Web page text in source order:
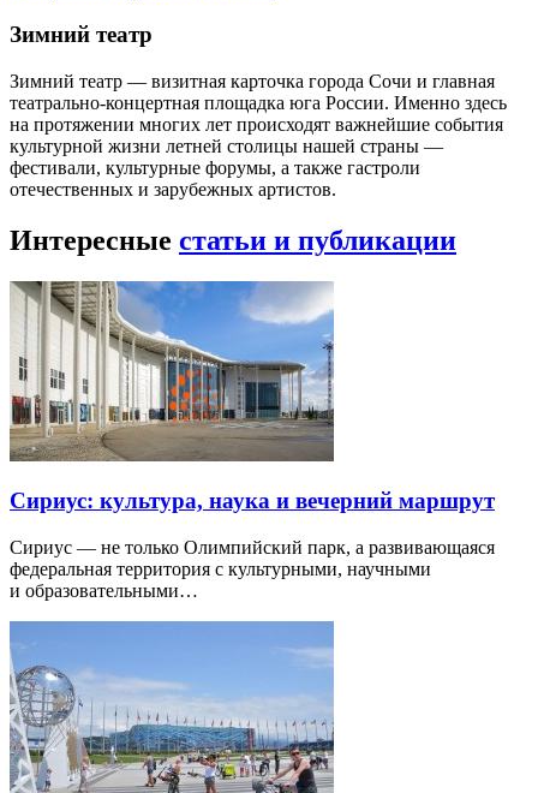
Зимний театр
Зимний театр — визитная карточка города Сочи и главная
театрально-концертная площадка юга России. Именно здесь
на протяжении многих лет происходят важнейшие события
культурной жизни летней столицы нашей страны —
фестивали, культурные форумы, а также гастроли
отечественных и зарубежных артистов.
Интересные статьи и публикации
Сириус: культура, наука и вечерний маршрут
Сириус — не только Олимпийский парк, а развивающаяся
федеральная территория с культурными, научными
и образовательными…